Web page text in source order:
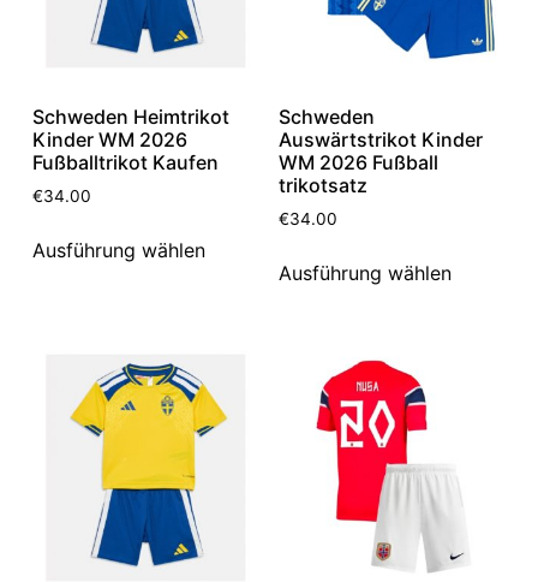
Schweden Heimtrikot
Kinder WM 2026
Fußballtrikot Kaufen
€34.00
Ausführung wählen
Schweden
Auswärtstrikot Kinder
WM 2026 Fußball
trikotsatz
€34.00
Ausführung wählen